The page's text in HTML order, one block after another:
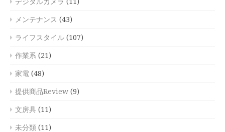
メンテナンス (43)
ライフスタイル (107)
作業系 (21)
家電 (48)
提供商品Review (9)
文房具 (11)
未分類 (11)